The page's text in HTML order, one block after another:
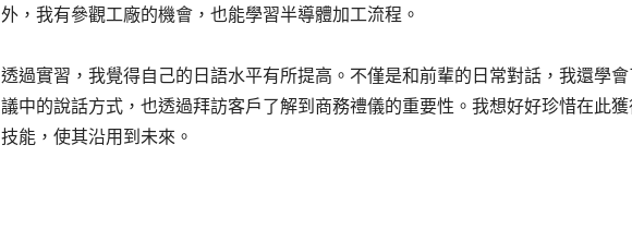
外，我有參觀工廠的機會，也能學習半導體加工流程。
透過實習，我覺得自己的日語水平有所提高。不僅是和前輩的日常對話，我還學
議中的說話方式，也透過拜訪客戶了解到商務禮儀的重要性。我想好好珍惜在此
技能，使其沿用到未來。